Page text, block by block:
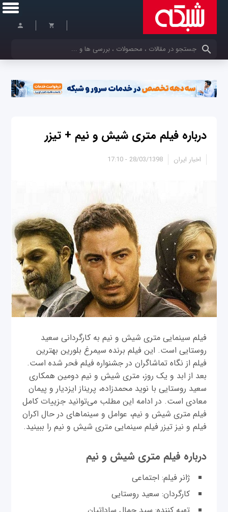
کلمات کلیدی خود را وارد کنید
درباره فیلم متری شیش و نیم + تیزر
28/03/1398 - 17:10 اخبار ایران
فیلم سینمایی متری شیش و نیم به کارگردانی سعید
روستایی است. این فیلم برنده سیمرغ بلورین بهترین
فیلم از نگاه تماشاگران در جشنواره فیلم فحر شده است.
بعد از ابد و یک روز، متری شیش و نیم دومین همکاری
سعید روستایی با نوید محمدزاده، پریناز ایزدیار و پیمان
معادی است. در ادامه این مطلب می‌توانید جزییات کامل
فیلم متری شیش و نیم، عوامل و سینماهای در حال اکران
فیلم و نیز تیزر فیلم سینمایی متری شیش و نیم را ببینید.
درباره فیلم متری شیش و نیم
ژانر فیلم: اجتماعی
کارگردان: سعید روستایی